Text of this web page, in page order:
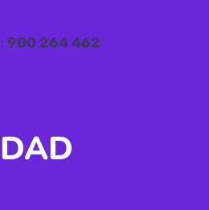
900 264 462